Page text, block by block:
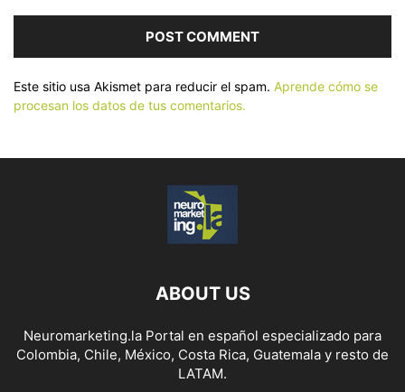
Este sitio usa Akismet para reducir el spam. Aprende cómo se
procesan los datos de tus comentarios.
ABOUT US
Neuromarketing.la Portal en español especializado para
Colombia, Chile, México, Costa Rica, Guatemala y resto de
LATAM.